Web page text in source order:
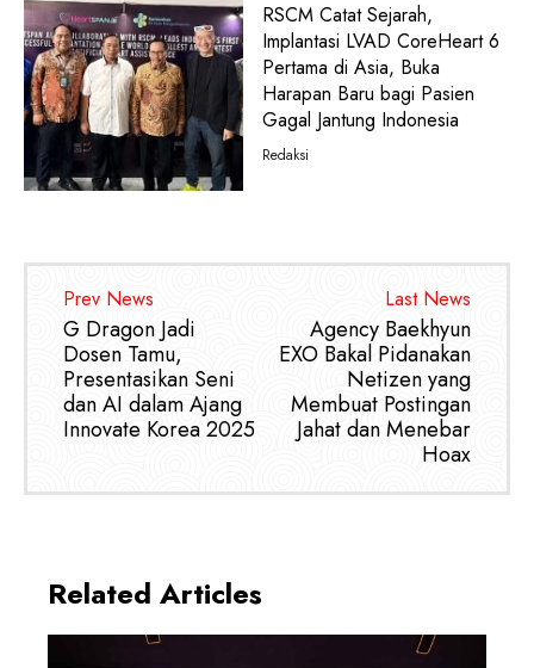
RSCM Catat Sejarah,
Implantasi LVAD CoreHeart 6
Pertama di Asia, Buka
Harapan Baru bagi Pasien
Gagal Jantung Indonesia
Redaksi
Prev News
G Dragon Jadi
Dosen Tamu,
Presentasikan Seni
dan AI dalam Ajang
Innovate Korea 2025
Last News
Agency Baekhyun
EXO Bakal Pidanakan
Netizen yang
Membuat Postingan
Jahat dan Menebar
Hoax
Related Articles